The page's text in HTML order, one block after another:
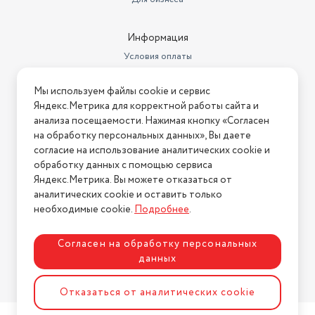
Информация
Условия оплаты
Условия возврата
Нашли ошибку на сайте? Напишите нам
2026 © Интернет-магазин "АстМаркет". У нас есть всё!
Политика конфиденциальности
Разработка сайтаASTDESIGN
Мы используем файлы cookie и сервис
Яндекс.Метрика для корректной работы сайта и
анализа посещаемости. Нажимая кнопку «Согласен
на обработку персональных данных», Вы даете
согласие на использование аналитических cookie и
обработку данных с помощью сервиса
Яндекс.Метрика. Вы можете отказаться от
аналитических cookie и оставить только
необходимые cookie.Подробнее.
Согласен на обработку персональных
данных
Отказаться от аналитических cookie